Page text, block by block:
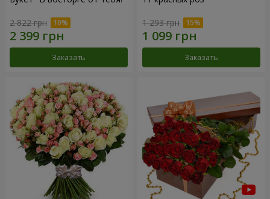
2 822 грн
Заказать
1 293 грн
Заказать